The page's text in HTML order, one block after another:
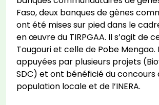
Faso, deux banques de gènes
ont été mises sur pied dans le
en œuvre du TIRPGAA. Il s’agit de
Tougouri et celle de Pobe Mengao.
appuyées par plusieurs projets
SDC) et ont bénéficié du concours
population locale et de l’INERA.